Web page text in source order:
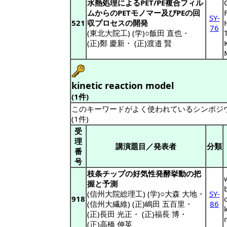
521
水熱処理によるPET/PE複合フィル
ムからのPETモノマー及びPEの回
収プロセスの開発
(東北大院工) (学)○飯田 直也 ・
(正)鄭 慶新 ・ (正)渡邉 賢
SY-
76
kinetic reaction model
(1件)
このキーワードがよく使われているシンポ
(1件)
受
理
番
号
講演題目／発表者 分類
918
枝条チップの好気性発酵挙動の把
握と予測
(信州大院総理工) (学)○大森 大地 ・
(信州大繊維) (正)嶋田 五百里 ・
(正)長田 光正 ・ (正)福長 博 ・
(正)高橋 伸英
SY-
86